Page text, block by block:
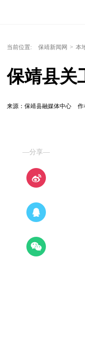
当前位置: 保靖新闻网 > 本
保靖县关
来源：保靖县融媒体中心 作
—分享—